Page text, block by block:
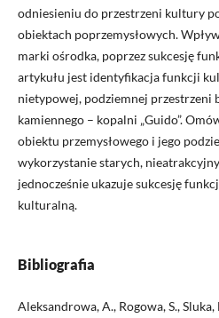
odniesieniu do przestrzeni kultury
obiektach poprzemysłowych.
marki ośrodka, poprzez sukcesję
artykułu jest identyfikacja funkcji
nietypowej, podziemnej przestrzeni
kamiennego – kopalni „Guido”.
obiektu przemysłowego i jego
wykorzystanie starych,
jednocześnie ukazuje sukcesję
kulturalną.
Bibliografia
Aleksandrowa, A., Rogowa, S.,